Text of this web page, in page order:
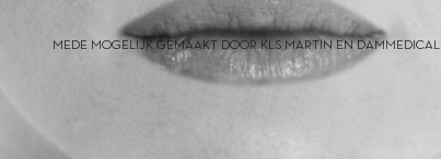
MEDE MOGELIJK GEMAAKT DOOR KLS MARTIN EN DAMMEDICAL